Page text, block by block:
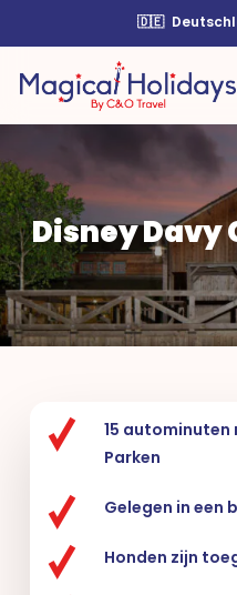
main
content
🇩🇪
Disney Davy
15 autominuten
Parken
Gelegen in een
Honden zijn